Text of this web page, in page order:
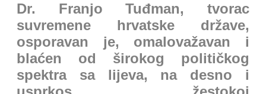
Dr. Franjo Tuđman, tvorac
suvremene hrvatske države,
osporavan je, omalovažavan i
blaćen od širokog političkog
spektra sa lijeva, na desno i